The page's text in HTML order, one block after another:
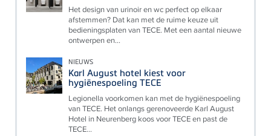
Het design van urinoir en wc perfect op elkaar
afstemmen? Dat kan met de ruime keuze uit
bedieningsplaten van TECE. Met een aantal nieuwe
ontwerpen en...
NIEUWS
Karl August hotel kiest voor
hygiënespoeling TECE
Legionella voorkomen kan met de hygiënespoeling
van TECE. Het onlangs gerenoveerde Karl August
Hotel in Neurenberg koos voor TECE en past de
TECE...